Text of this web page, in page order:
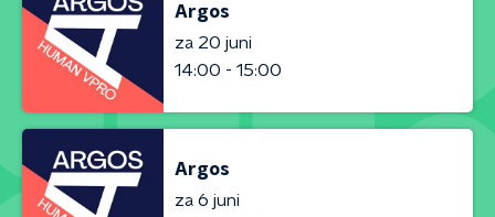
Argos
za 20 juni
14:00 - 15:00
Argos
za 6 juni